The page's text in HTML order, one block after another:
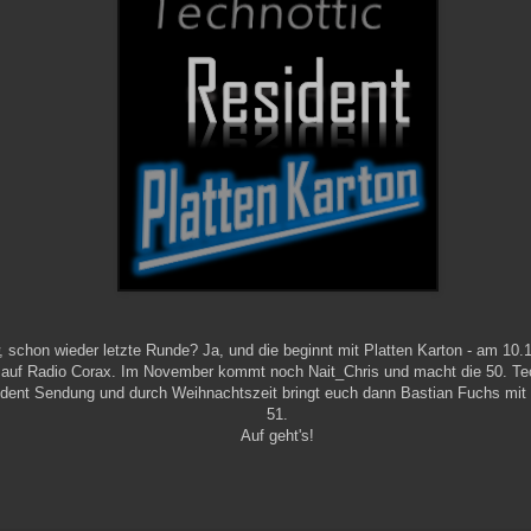
schon wieder letzte Runde? Ja, und die beginnt mit Platten Karton - am
Radio Corax. Im November kommt noch Nait_Chris und macht die 50.
Sendung und durch Weihnachtszeit bringt euch dann Bastian Fuchs mit
51.
Auf geht's!